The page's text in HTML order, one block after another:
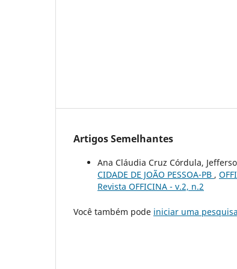
Artigos Semelhantes
Ana Cláudia Cruz Córdula,
CIDADE DE JOÃO PESSOA-PB ,
Revista OFFICINA - v.2, n.2
Você também pode iniciar uma